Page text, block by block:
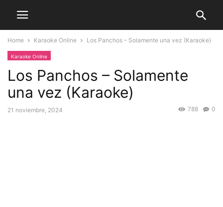
Home Karaoke Online Los Panchos – Solamente una vez (Karaoke)
Karaoke Online
Los Panchos – Solamente
una vez (Karaoke)
21 noviembre, 2024 0
788